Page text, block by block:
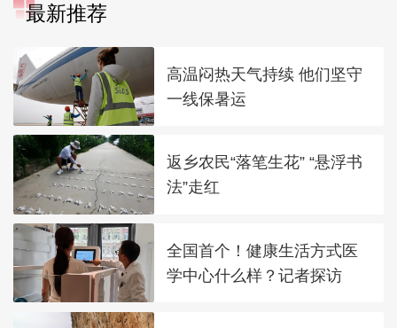
最新推荐
高温闷热天气持续 他们坚守
一线保暑运
返乡农民“落笔生花” “悬浮书
法”走红
全国首个！健康生活方式医
学中心什么样？记者探访